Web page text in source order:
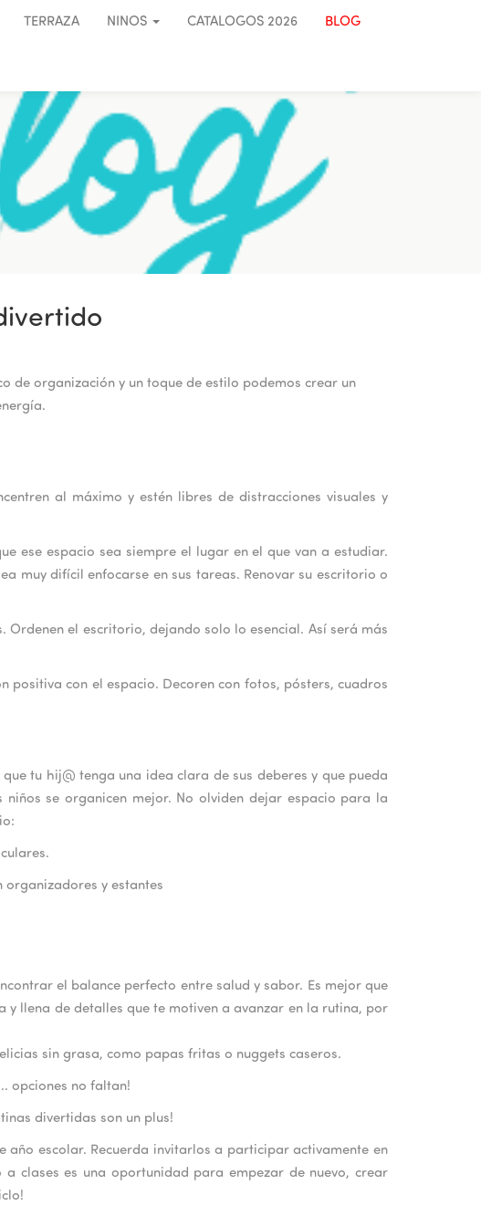
TERRAZA NINOS CATALOGOS 2026 BLOG
de organización y un toque de estilo podemos crear un
al máximo y estén libres de distracciones visuales y
ese espacio sea siempre el lugar en el que van a estudiar.
muy difícil enfocarse en sus tareas. Renovar su escritorio o
el escritorio, dejando solo lo esencial. Así será más
positiva con el espacio. Decoren con fotos, pósters, cuadros
tu hij@ tenga una idea clara de sus deberes y que pueda
se organicen mejor. No olviden dejar espacio para la
organizadores y estantes
el balance perfecto entre salud y sabor. Es mejor que
y llena de detalles que te motiven a avanzar en la rutina, por
sin grasa, como papas fritas o nuggets caseros.
opciones no faltan!
divertidas son un plus!
año escolar. Recuerda invitarlos a participar activamente en
clases es una oportunidad para empezar de nuevo, crear